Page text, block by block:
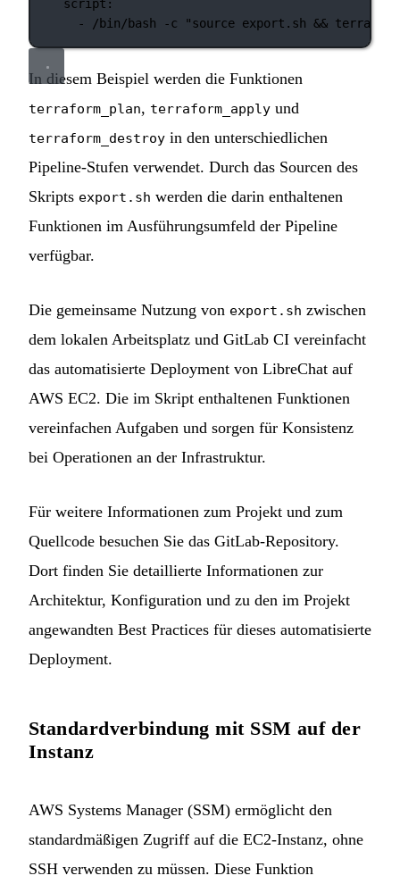
script :
-
/bin/bash -c "source export.sh &&
In diesem Beispiel werden die Funktionen
terraform_plan, terraform_apply und
terraform_destroy in den unterschiedlichen
Pipeline-Stufen verwendet. Durch das Sourcen des
Skripts export.sh werden die darin enthaltenen
Funktionen im Ausführungsumfeld der Pipeline
verfügbar.
Die gemeinsame Nutzung von export.sh zwischen
dem lokalen Arbeitsplatz und GitLab CI vereinfacht
das automatisierte Deployment von LibreChat auf
AWS EC2. Die im Skript enthaltenen Funktionen
vereinfachen Aufgaben und sorgen für Konsistenz
bei Operationen an der Infrastruktur.
Für weitere Informationen zum Projekt und zum
Quellcode besuchen Sie das GitLab-Repository.
Dort finden Sie detaillierte Informationen zur
Architektur, Konfiguration und zu den im Projekt
angewandten Best Practices für dieses automatisierte
Deployment.
Standardverbindung mit SSM auf der
Instanz
AWS Systems Manager (SSM) ermöglicht den
standardmäßigen Zugriff auf die EC2-Instanz, ohne
SSH verwenden zu müssen. Diese Funktion